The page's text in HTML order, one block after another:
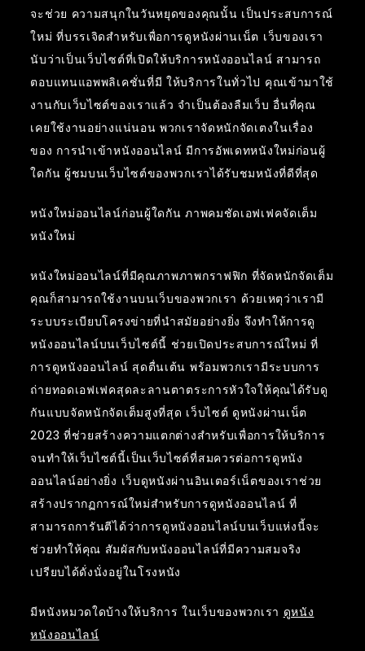
จะช่วย ความสนุกในวันหยุดของคุณนั้น เป็นประสบการณ์
ใหม่ ที่บรรเจิดสำหรับเพื่อการดูหนังผ่านเน็ต เว็บของเรา
นับว่าเป็นเว็บไซต์ที่เปิดให้บริการหนังออนไลน์ สามารถ
ตอบแทนแอพพลิเคชั่นที่มี ให้บริการในทั่วไป คุณเข้ามาใช้
งานกับเว็บไซต์ของเราแล้ว จำเป็นต้องลืมเว็บ อื่นที่คุณ
เคยใช้งานอย่างแน่นอน พวกเราจัดหนักจัดเตงในเรื่อง
ของ การนำเข้าหนังออนไลน์ มีการอัพเดทหนังใหม่ก่อนผู้
ใดกัน ผู้ชมบนเว็บไซต์ของพวกเราได้รับชมหนังที่ดีที่สุด
หนังใหม่ออนไลน์ก่อนผู้ใดกัน ภาพคมชัดเอฟเฟคจัดเต็ม
หนังใหม่
หนังใหม่ออนไลน์ที่มีคุณภาพภาพกราฟฟิก ที่จัดหนักจัดเต็ม
คุณก็สามารถใช้งานบนเว็บของพวกเรา ด้วยเหตุว่าเรามี
ระบบระเบียบโครงข่ายที่นำสมัยอย่างยิ่ง จึงทำให้การดู
หนังออนไลน์บนเว็บไซต์นี้ ช่วยเปิดประสบการณ์ใหม่ ที่
การดูหนังออนไลน์ สุดตื่นเต้น พร้อมพวกเรามีระบบการ
ถ่ายทอดเอฟเฟคสุดละลานตาตระการหัวใจให้คุณได้รับดู
กันแบบจัดหนักจัดเต็มสูงที่สุด เว็บไซต์ ดูหนังผ่านเน็ต
2023 ที่ช่วยสร้างความแตกต่างสำหรับเพื่อการให้บริการ
จนทำให้เว็บไซต์นี้เป็นเว็บไซต์ที่สมควรต่อการดูหนัง
ออนไลน์อย่างยิ่ง เว็บดูหนังผ่านอินเตอร์เน็ตของเราช่วย
สร้างปรากฏการณ์ใหม่สำหรับการดูหนังออนไลน์ ที่
สามารถการันตีได้ว่าการดูหนังออนไลน์บนเว็บแห่งนี้จะ
ช่วยทำให้คุณ สัมผัสกับหนังออนไลน์ที่มีความสมจริง
เปรียบได้ดั่งนั่งอยู่ในโรงหนัง
มีหนังหมวดใดบ้างให้บริการ ในเว็บของพวกเรา ดูหนัง
หนังออนไลน์